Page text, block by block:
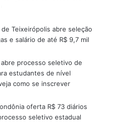
Teixeirópolis abre seleção
e salário de até R$ 9,7 mil
abre processo seletivo de
estudantes de nível
como se inscrever
oferta R$ 73 diários
seletivo estadual